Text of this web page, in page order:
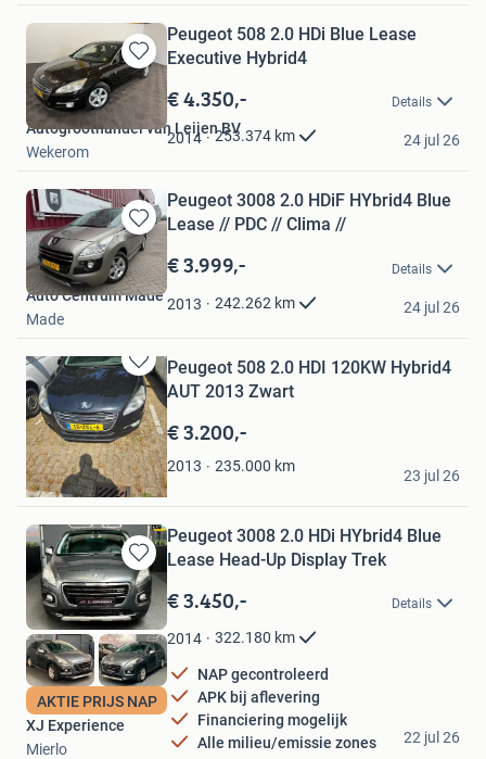
Bewaren
in
Mijn
Favorieten
Peugeot 508 2.0 HDi Blue Lease
Executive Hybrid4
€ 4.350,- Details
2014 253.374 km
Autogroothandel van Leijen BV
Wekerom
24 jul 26
Bewaren
in
Mijn
Favorieten
Peugeot 3008 2.0 HDiF HYbrid4 Blue
Lease // PDC // Clima //
€ 3.999,- Details
2013 242.262 km
Auto Centrum Made
Made
24 jul 26
Bewaren
in
Mijn
Favorieten
Peugeot 508 2.0 HDI 120KW Hybrid4
AUT 2013 Zwart
€ 3.200,-
2013 235.000 km
Paul Hellemons
Roosendaal
23 jul 26
Bewaren
in
Mijn
Favorieten
AKTIE PRIJS NAP
Peugeot 3008 2.0 HDi HYbrid4 Blue
Lease Head-Up Display Trek
€ 3.450,- Details
2014 322.180 km
NAP gecontroleerd
APK bij aflevering
Financiering mogelijk
Alle milieu/emissie zones
XJ Experience
Mierlo
22 jul 26